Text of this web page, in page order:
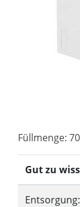
Füllmenge:
Gut zu
Entsorgung: